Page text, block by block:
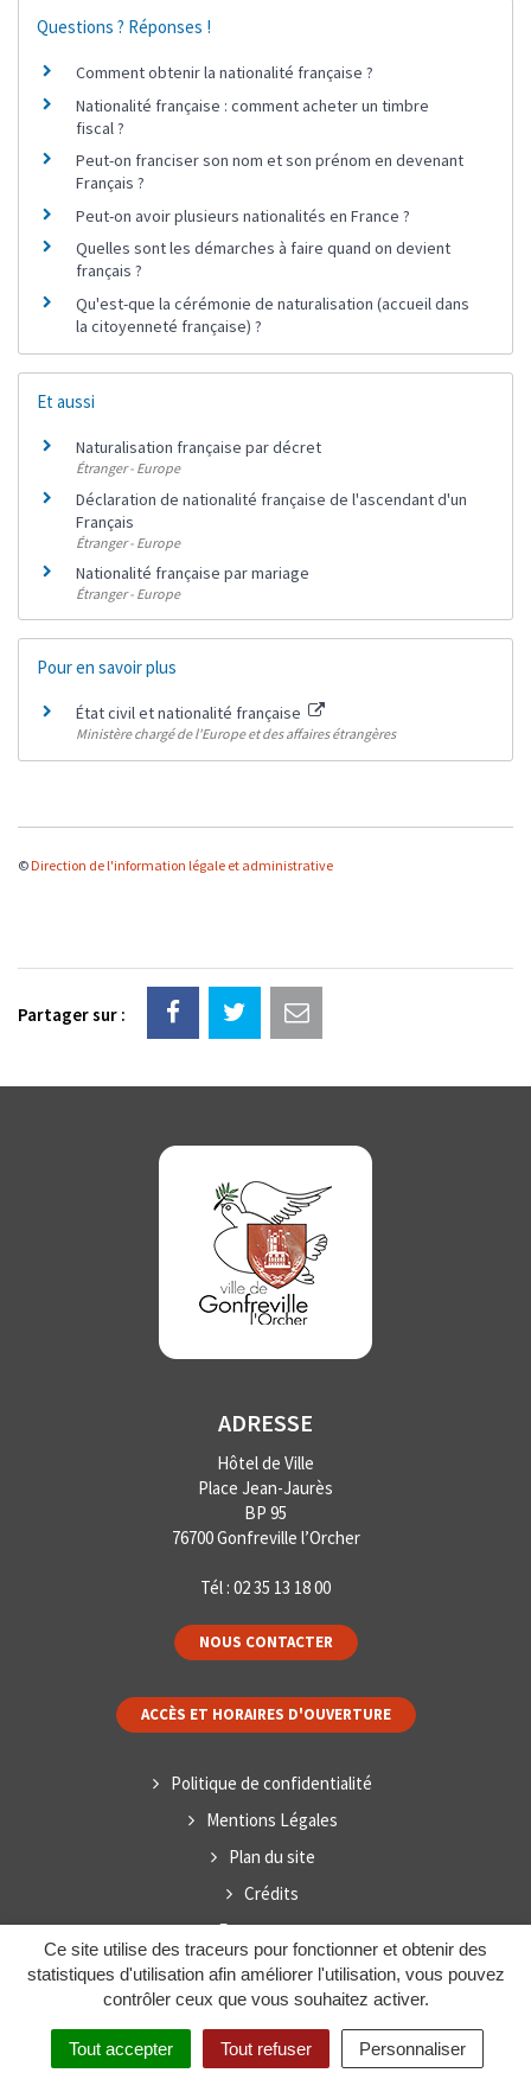
Ce site utilise des traceurs pour fonctionner et obtenir des
statistiques d'utilisation afin améliorer l'utilisation, vous pouvez
contrôler ceux que vous souhaitez activer.
Tout accepter Tout refuser Personnaliser
Questions ? Réponses !
Comment obtenir la nationalité française ?
Nationalité française : comment acheter un timbre
fiscal ?
Peut-on franciser son nom et son prénom en devenant
Français ?
Peut-on avoir plusieurs nationalités en France ?
Quelles sont les démarches à faire quand on devient
français ?
Qu'est-que la cérémonie de naturalisation (accueil dans
la citoyenneté française) ?
Et aussi
Naturalisation française par décret
Étranger - Europe
Déclaration de nationalité française de l'ascendant d'un
Français
Étranger - Europe
Nationalité française par mariage
Étranger - Europe
Pour en savoir plus
État civil et nationalité française
Ministère chargé de l'Europe et des affaires étrangères
© Direction de l'information légale et administrative
Partager sur :
ADRESSE
Hôtel de Ville
Place Jean-Jaurès
BP 95
76700 Gonfreville l’Orcher
Tél : 02 35 13 18 00
NOUS CONTACTER
ACCÈS ET HORAIRES D'OUVERTURE
Politique de confidentialité
Mentions Légales
Plan du site
Crédits
Espace presse